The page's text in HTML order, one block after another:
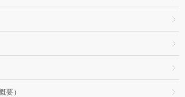
要）